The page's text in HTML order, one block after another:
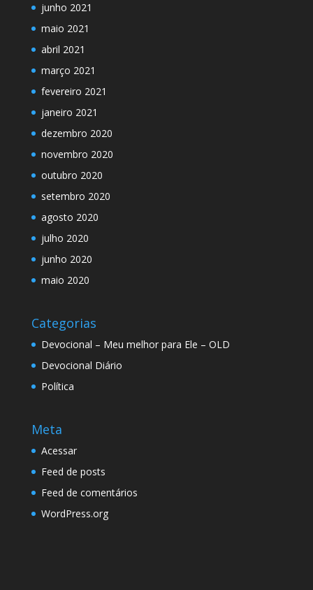
junho 2021
maio 2021
abril 2021
março 2021
fevereiro 2021
janeiro 2021
dezembro 2020
novembro 2020
outubro 2020
setembro 2020
agosto 2020
julho 2020
junho 2020
maio 2020
Categorias
Devocional – Meu melhor para Ele – OLD
Devocional Diário
Política
Meta
Acessar
Feed de posts
Feed de comentários
WordPress.org